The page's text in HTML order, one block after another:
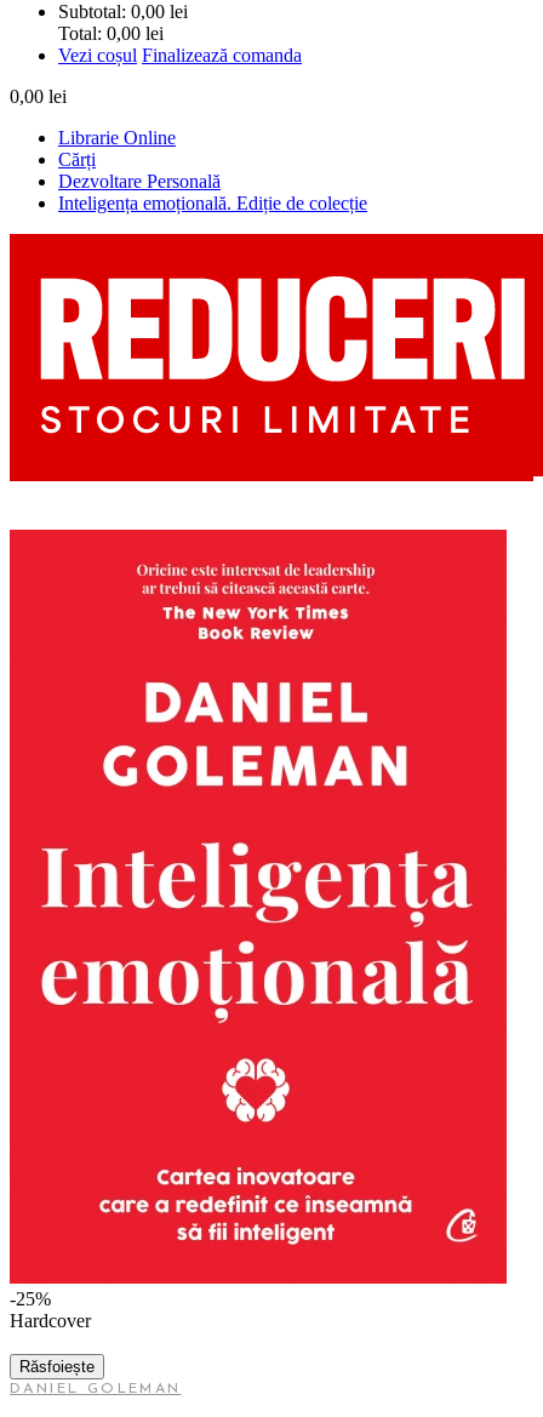
Subtotal: 0,00 lei
Total: 0,00 lei
Vezi coșul Finalizează comanda
0,00 lei
Librarie Online
Cărți
Dezvoltare Personală
Inteligența emoțională. Ediție de colecție
-25%
Hardcover
Răsfoiește
DANIEL GOLEMAN